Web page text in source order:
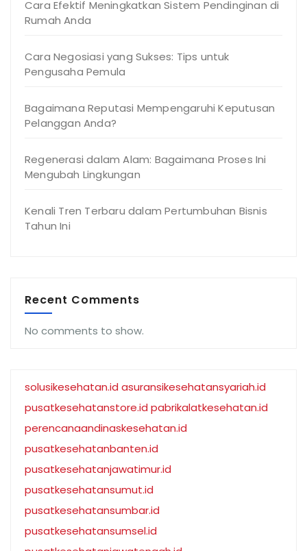
Cara Efektif Meningkatkan Sistem Pendinginan di
Rumah Anda
Cara Negosiasi yang Sukses: Tips untuk
Pengusaha Pemula
Bagaimana Reputasi Mempengaruhi Keputusan
Pelanggan Anda?
Regenerasi dalam Alam: Bagaimana Proses Ini
Mengubah Lingkungan
Kenali Tren Terbaru dalam Pertumbuhan Bisnis
Tahun Ini
Recent Comments
No comments to show.
solusikesehatan.id asuransikesehatansyariah.id
pusatkesehatanstore.id pabrikalatkesehatan.id
perencanaandinaskesehatan.id
pusatkesehatanbanten.id
pusatkesehatanjawatimur.id
pusatkesehatansumut.id
pusatkesehatansumbar.id
pusatkesehatansumsel.id